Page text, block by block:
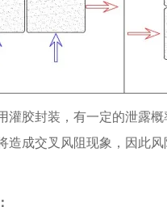
灌胶封装，有一定的泄露
造成交叉风阻现象，因此